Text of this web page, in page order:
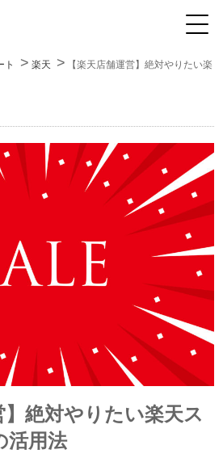
ト 楽天
【楽天店舗運営】絶対やりたい楽
】絶対やりたい楽天ス
活用法